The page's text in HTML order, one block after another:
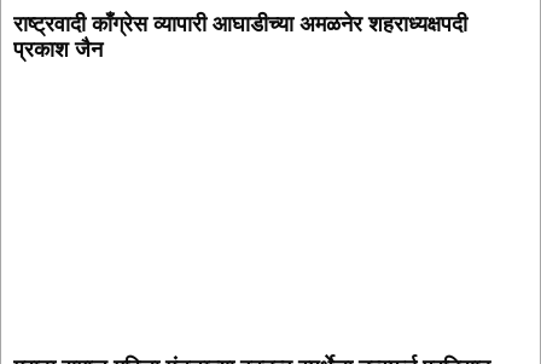
राष्ट्रवादी काँग्रेस व्यापारी आघाडीच्या अमळनेर शहराध्यक्षपदी
प्रकाश जैन